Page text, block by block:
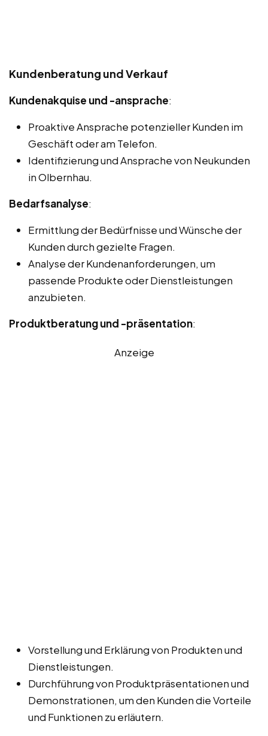
Kundenberatung und Verkauf
Kundenakquise und -ansprache:
Proaktive Ansprache potenzieller Kunden im
Geschäft oder am Telefon.
Identifizierung und Ansprache von Neukunden
in Olbernhau.
Bedarfsanalyse:
Ermittlung der Bedürfnisse und Wünsche der
Kunden durch gezielte Fragen.
Analyse der Kundenanforderungen, um
passende Produkte oder Dienstleistungen
anzubieten.
Produktberatung und -präsentation:
Anzeige
Vorstellung und Erklärung von Produkten und
Dienstleistungen.
Durchführung von Produktpräsentationen und
Demonstrationen, um den Kunden die Vorteile
und Funktionen zu erläutern.